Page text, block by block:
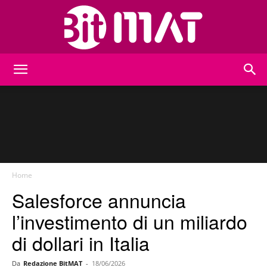
Home
Salesforce annuncia
l’investimento di un miliardo
di dollari in Italia
Da Redazione BitMAT - 18/06/2026